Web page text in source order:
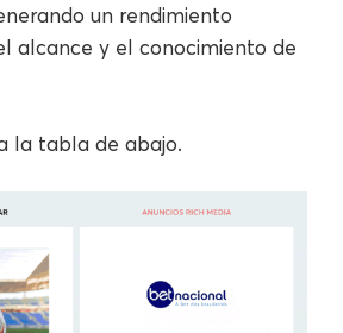
un rendimiento
alcance y el conocimiento de
la tabla de abajo.